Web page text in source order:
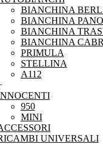
BIANCHINA
BIANCHINA
BIANCHINA
BIANCHINA
PRIMULA
STELLINA
A112
950
MINI
UNIVERSALI